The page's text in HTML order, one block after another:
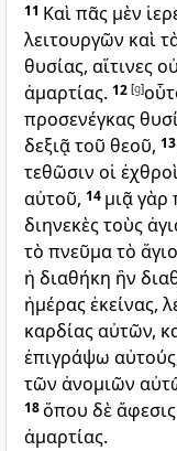
11 Καὶ πᾶς μὲν
λειτουργῶν καὶ
θυσίας, αἵτινες
ἁμαρτίας. 12 [g]
προσενέγκας
δεξιᾷ τοῦ θεοῦ, 13
τεθῶσιν οἱ
αὐτοῦ, 14 μιᾷ γὰρ
διηνεκὲς τοὺς
τὸ πνεῦμα τὸ
ἡ διαθήκη ἣν
ἡμέρας ἐκείνας,
καρδίας αὐτῶν,
ἐπιγράψω
τῶν ἀνομιῶν
18ὅπου δὲ
ἁμαρτίας.